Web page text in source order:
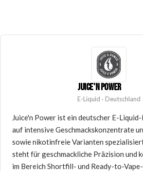
JUICE'N POWER
E-Liquid · Deutschland
Juice'n Power ist ein deutscher E-
auf intensive Geschmackskonzentrate
sowie nikotinfreie Varianten
steht für geschmackliche Präzision und
im Bereich Shortfill- und Ready-to-